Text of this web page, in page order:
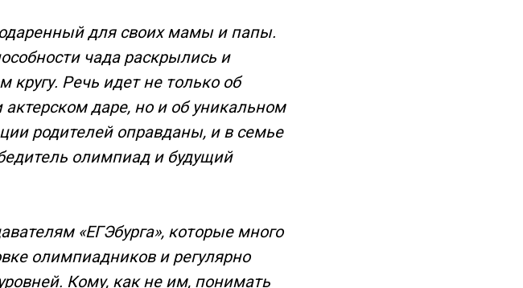
для своих мамы и папы.
чада раскрылись и
Речь идет не только об
даре, но и об уникальном
родителей оправданы, и в семье
олимпиад и будущий
«ЕГЭбурга», которые много
олимпиадников и регулярно
Кому, как не им, понимать